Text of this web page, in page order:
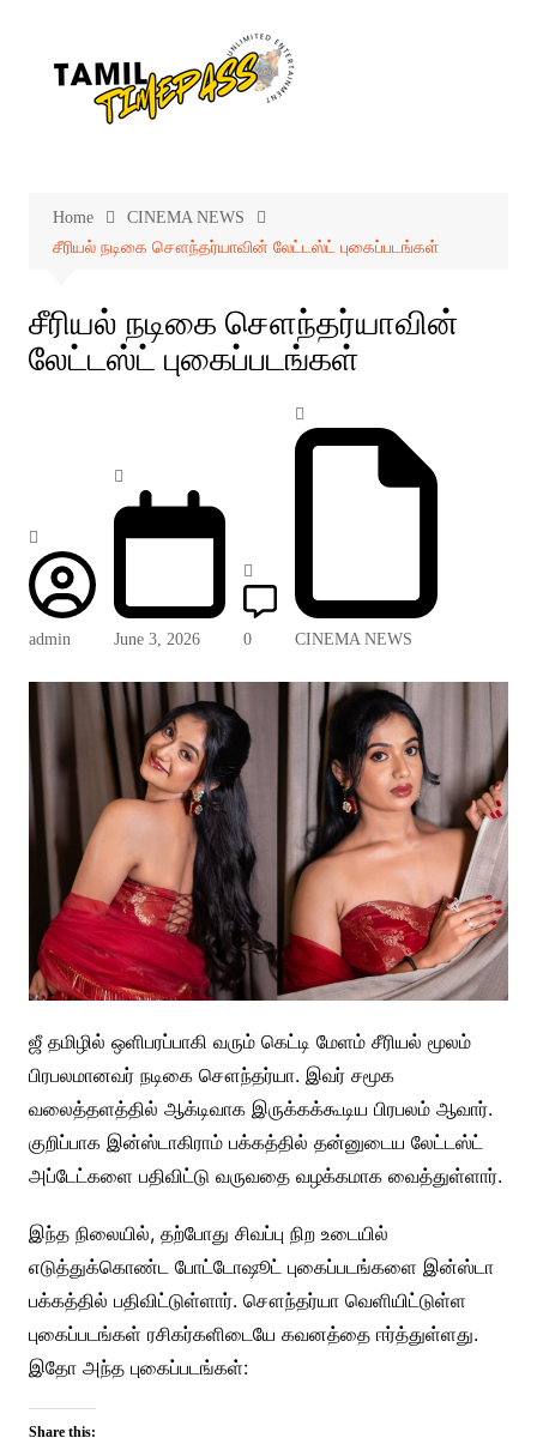
Home
CINEMA NEWS
சீரியல் நடிகை சௌந்தர்யாவின் லேட்டஸ்ட் புகைப்படங்கள்
சீரியல் நடிகை சௌந்தர்யாவின்
லேட்டஸ்ட் புகைப்படங்கள்
admin June 3, 2026 0 CINEMA NEWS
ஜீ தமிழில் ஒளிபரப்பாகி வரும் கெட்டி மேளம் சீரியல் மூலம்
பிரபலமானவர் நடிகை சௌந்தர்யா. இவர் சமூக
வலைத்தளத்தில் ஆக்டிவாக இருக்கக்கூடிய பிரபலம் ஆவார்.
குறிப்பாக இன்ஸ்டாகிராம் பக்கத்தில் தன்னுடைய லேட்டஸ்ட்
அப்டேட்களை பதிவிட்டு வருவதை வழக்கமாக வைத்துள்ளார்.
இந்த நிலையில், தற்போது சிவப்பு நிற உடையில்
எடுத்துக்கொண்ட போட்டோஷூட் புகைப்படங்களை இன்ஸ்டா
பக்கத்தில் பதிவிட்டுள்ளார். சௌந்தர்யா வெளியிட்டுள்ள
புகைப்படங்கள் ரசிகர்களிடையே கவனத்தை ஈர்த்துள்ளது.
இதோ அந்த புகைப்படங்கள்:
Share this: